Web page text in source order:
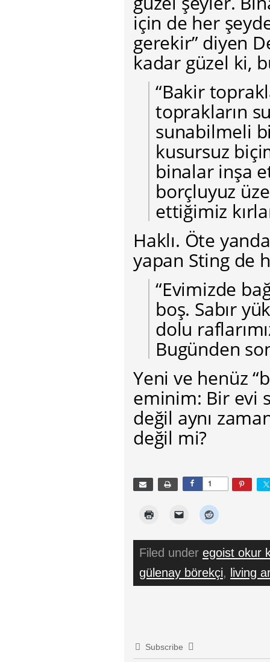
için de her
gerekir” diyen
kadar güzel ki,
“Bakir
toprakların
sunabilmeli
kusursuz
binalar inşa
borçluyuz
ettiğimiz
Haklı. Öte
yapan Sting de
“Evimizde
boş. Sabır
dolu
Bugünden
Yeni ve henüz
eminim: Bir evi
değil aynı
değil mi?
1
Filed under egoist okur
gülenay börekçi, living
Subscribe